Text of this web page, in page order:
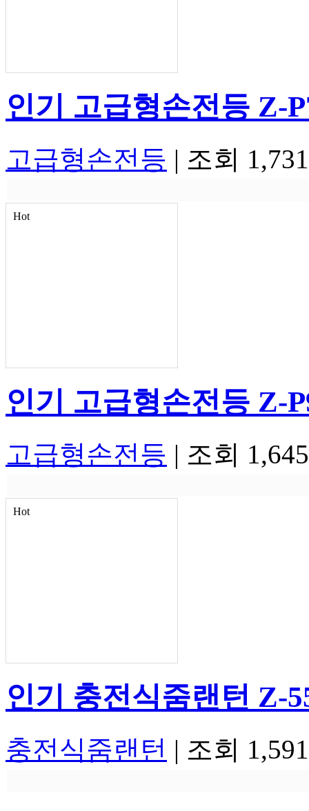
인기 고급형손전등 Z-
고급형손전등 | 조회
Hot
인기 고급형손전등 Z-
고급형손전등 | 조회
Hot
인기 충전식줌랜턴 Z-
충전식줌랜턴 | 조회